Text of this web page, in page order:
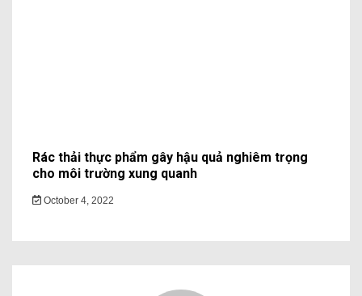
Rác thải thực phẩm gây hậu quả nghiêm trọng
cho môi trường xung quanh
October 4, 2022